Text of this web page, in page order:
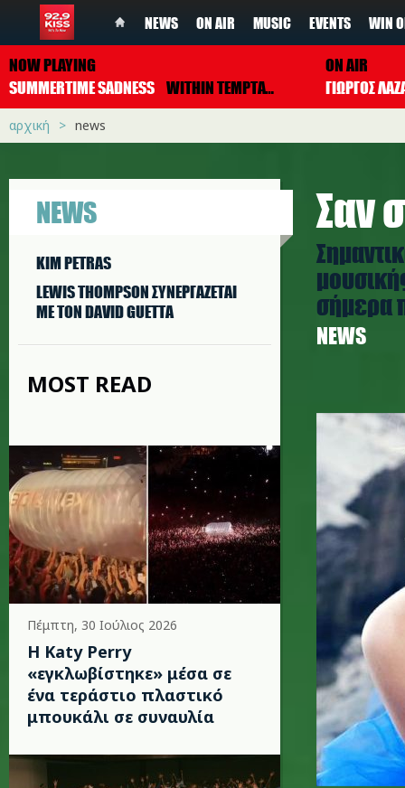
NEWS ON AIR MUSIC EVENTS WIN
NOW PLAYING
SUMMERTIME SADNESS WITHIN TEMPTATION
ON AIR
ΓΙΩΡΓΟΣ
αρχική news
NEWS
KIM PETRAS
LEWIS THOMPSON ΣΥΝΕΡΓAΖΕΤΑΙ
ΜΕ ΤΟΝ DAVID GUETTA
MOST READ
Πέμπτη, 30 Ιούλιος 2026
H Katy Perry
«εγκλωβίστηκε» μέσα σε
ένα τεράστιο πλαστικό
μπουκάλι σε συναυλία
Σαν
σήμερα
NEWS
shakira-